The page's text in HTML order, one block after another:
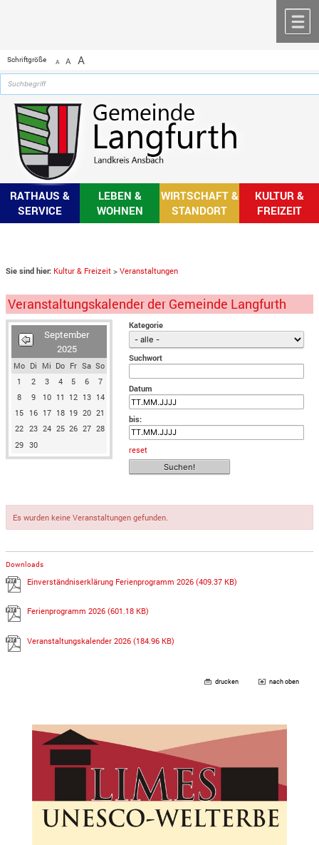
Schriftgröße A A A
RATHAUS &
SERVICE
LEBEN &
WOHNEN
WIRTSCHAFT &
STANDORT
KULTUR &
FREIZEIT
Sie sind hier: Kultur & Freizeit >Veranstaltungen
Veranstaltungskalender der Gemeinde Langfurth
September
2025
Mo Di Mi Do Fr Sa So
1
2 3 4 5 6
7
8
9 10 11 12 13 14
15 16 17 18 19 20 21
22 23 24 25 26 27 28
29 30
Kategorie
Suchwort
Datum
bis:
reset
Es wurden keine Veranstaltungen gefunden.
Downloads
Einverständniserklärung Ferienprogramm 2026(409.37 KB)
Ferienprogramm 2026(601.18 KB)
Veranstaltungskalender 2026(184.96 KB)
drucken nach oben